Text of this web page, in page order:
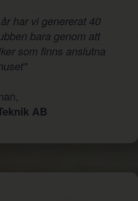
har vi genererat 40
bara genom att
som finns anslutna
AB